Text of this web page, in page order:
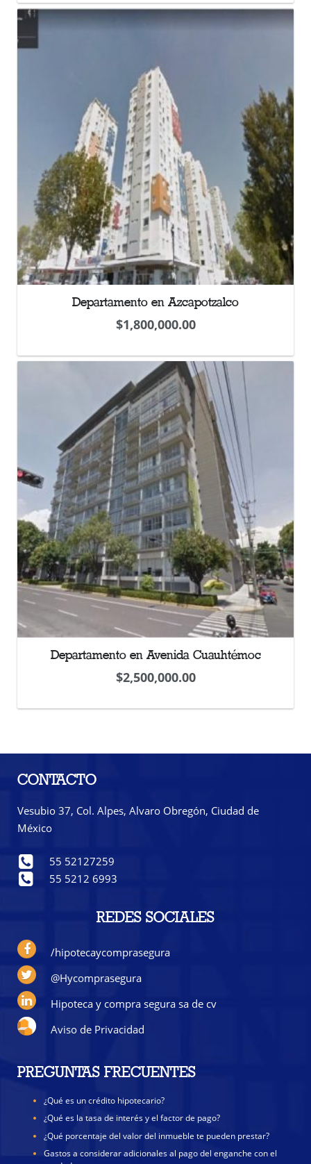
Departamento en Azcapotzalco
$1,800,000.00
Departamento en Avenida Cuauhtémoc
$2,500,000.00
CONTACTO
Vesubio 37, Col. Alpes, Alvaro Obregón, Ciudad de
México
55 52127259
55 5212 6993
REDES SOCIALES
/hipotecaycomprasegura
@Hycomprasegura
Hipoteca y compra segura sa de cv
Aviso de Privacidad
PREGUNTAS FRECUENTES
¿Qué es un crédito hipotecario?
¿Qué es la tasa de interés y el factor de pago?
¿Qué porcentaje del valor del inmueble te pueden prestar?
Gastos a considerar adicionales al pago del enganche con el